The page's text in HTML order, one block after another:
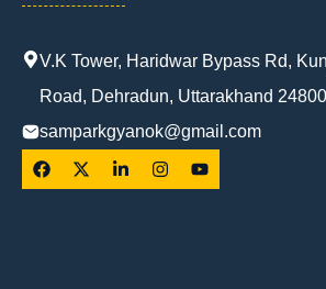
V.K Tower, Haridwar Bypass Rd,
Road, Dehradun, Uttarakhand
samparkgyanok@gmail.com